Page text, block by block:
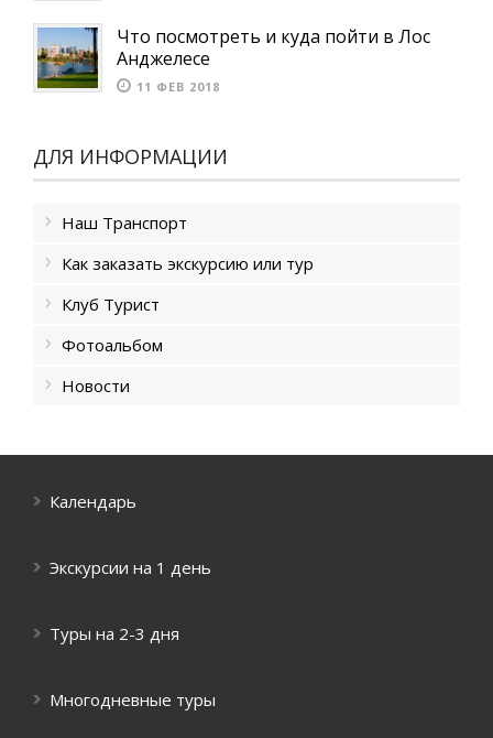
Что посмотреть и куда пойти в Лос
Анджелесе
11 ФЕВ 2018
ДЛЯ ИНФОРМАЦИИ
Наш Транспорт
Как заказать экскурсию или тур
Клуб Турист
Фотоальбом
Новости
Календарь
Экскурсии на 1 день
Туры на 2-3 дня
Многодневные туры